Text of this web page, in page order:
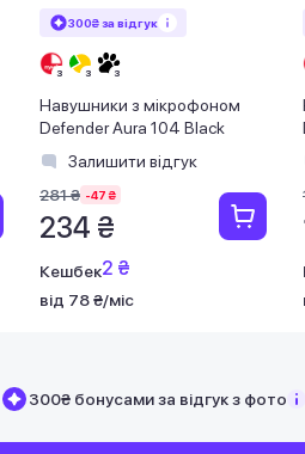
300₴ за відгук
Навушники з мікрофоном
Defender Aura 104 Black
Залишити відгук
281 ₴ -47 ₴
234 ₴
Кешбек2 ₴
від 78 ₴/міс
300₴ бонусами за відгук з фото